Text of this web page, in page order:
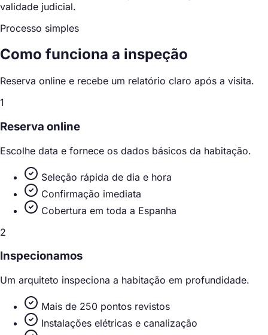
validade judicial.
Processo simples
Como funciona a inspeção
Reserva online e recebe um relatório claro após a visita.
1
Reserva online
Escolhe data e fornece os dados básicos da habitação.
Seleção rápida de dia e hora
Confirmação imediata
Cobertura em toda a Espanha
2
Inspecionamos
Um arquiteto inspeciona a habitação em profundidade.
Mais de 250 pontos revistos
Instalações elétricas e canalização